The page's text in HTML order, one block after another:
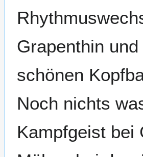
Grapenthin
schönen
Noch nichts
Kampfgeist bei